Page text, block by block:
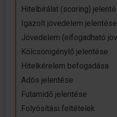
Hitelbírálat (scoring)
Igazolt jövedelem jelentése
Jövedelem (elfogadható
Kölcsönigénylő jelentése
Hitelkérelem befogadása
Adós jelentése
Futamidő jelentése
Folyósítási feltételek